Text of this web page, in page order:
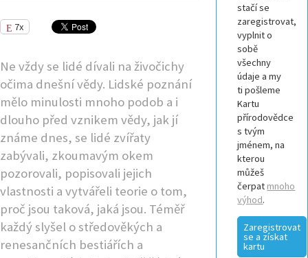
7x
Ne vždy se lidé dívali na živočichy
očima dnešní vědy. Lidské poznání
mělo minulosti mnoho podob a i
dlouho před vznikem vědy, jak jí
známe dnes, se lidé zvířaty
zabývali, zkoumavým okem
pozorovali, popisovali jejich
vlastnosti a vytvářeli teorie o tom,
proč jsou taková, jaká jsou. Téměř
každý slyšel o středověkých a
renesančních bestiářích a
stačí se
zaregistrovat,
vyplnit o
sobě
všechny
údaje a my
ti pošleme
Kartu
přírodovědce
s tvým
jménem, na
kterou
můžeš
čerpat mnoho
výhod.
Zaregistrovat
se a získat
kartu